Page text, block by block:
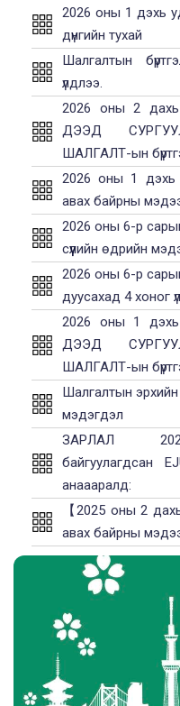
2026 оны 1 дэхь
дүнгийн тухай
Шалгалтын
үлдлээ.
2026 оны 2
ДЭЭД
ШАЛГАЛТ-ын
2026 оны 1 дэхь
авах байрны
2026 оны 6-р
сүүлийн өдрийн
2026 оны 6-р
дуусахад 4 хоног
2026 оны 1
ДЭЭД
ШАЛГАЛТ-ын
Шалгалтын эрхийн
мэдэгдэл
ЗАРЛАЛ
байгуулагдсан
анаааралд:
【2025 оны 2
авах байрны